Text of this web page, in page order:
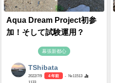
Aqua Dream Project初参
加！そして試験運用？
幕張新都心
TShibata
2022/7/9 4 年前
- №11513
1133